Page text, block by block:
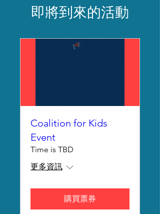
即將到來的活動
Coalition for Kids
Event
Time is TBD
更多資訊
購買票券